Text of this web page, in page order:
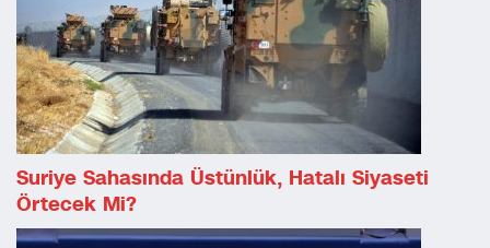
Suriye Sahasında Üstünlük, Hatalı Siyaseti
Örtecek Mi?